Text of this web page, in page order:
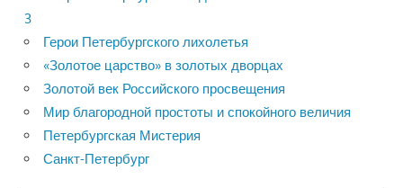
3
Герои Петербургского лихолетья
«Золотое царство» в золотых дворцах
Золотой век Российского просвещения
Мир благородной простоты и спокойного величия
Петербургская Мистерия
Санкт-Петербург